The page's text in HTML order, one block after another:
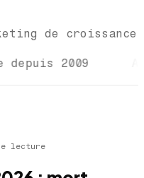
de croissance
2009
lecture